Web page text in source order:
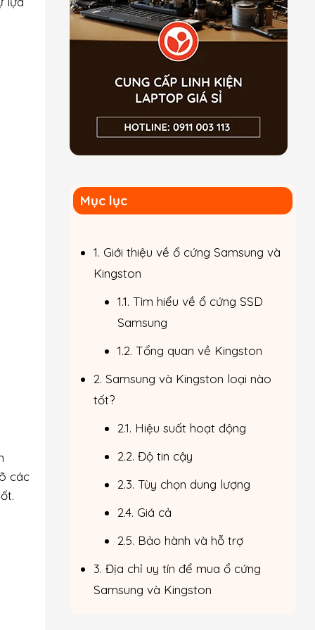
các
Mục lục
1. Giới thiệu về ổ cứng Samsung và
Kingston
1.1. Tìm hiểu về ổ cứng SSD
Samsung
1.2. Tổng quan về Kingston
2. Samsung và Kingston loại nào
tốt?
2.1. Hiệu suất hoạt động
2.2. Độ tin cậy
2.3. Tùy chọn dung lượng
2.4. Giá cả
2.5. Bảo hành và hỗ trợ
3. Địa chỉ uy tín để mua ổ cứng
Samsung và Kingston